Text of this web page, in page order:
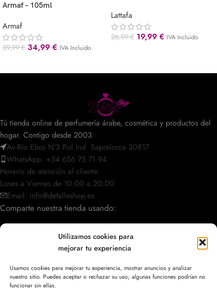
Utilizamos cookies para
mejorar tu experiencia
Usamos cookies para mejorar tu experiencia, mostrar anuncios y analizar
nuestro sitio. Puedes aceptar o rechazar su uso; algunas funciones podrían no
funcionar sin ellas.
Armaf – 105ml
Armaf
39,99€ 34,99 € IVA Incluido
Lattafa
26,99€ 19,99 € IVA Incluido
Tú tienda online de perfumería árabe, cosmética y productos del
hogar. Contigo desde 2003
Av.Río Ebro Nº3 Pol.Ind. Saprelorca 30817
WhatsApp: +34 656 75 71 94
Horario de atención al cliente:
Lunes a Viernes de 10:00 a 20:00
Email: info@detalleshop.es
Comparte nuestra tienda usando:
POLÍTICAS / INFORMACIÓN
ACCESO RÁPIDO